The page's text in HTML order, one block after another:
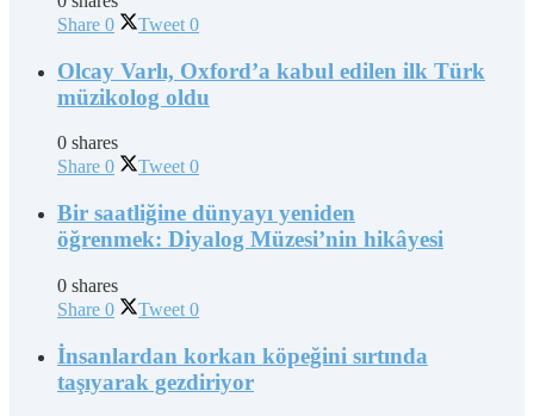
Share 0 Tweet 0
Olcay Varlı, Oxford’a kabul edilen ilk Türk
müzikolog oldu
0 shares
Share 0 Tweet 0
Bir saatliğine dünyayı yeniden
öğrenmek: Diyalog Müzesi’nin hikâyesi
0 shares
Share 0 Tweet 0
İnsanlardan korkan köpeğini sırtında
taşıyarak gezdiriyor